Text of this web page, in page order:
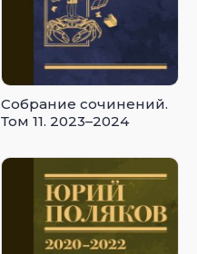
Собрание сочинений.
Том 11. 2023–2024